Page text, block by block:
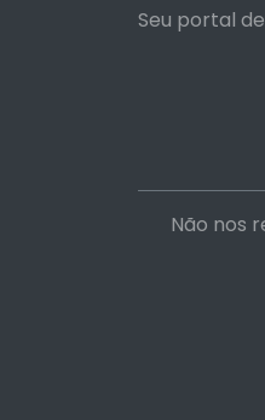
Seu portal
Não nos